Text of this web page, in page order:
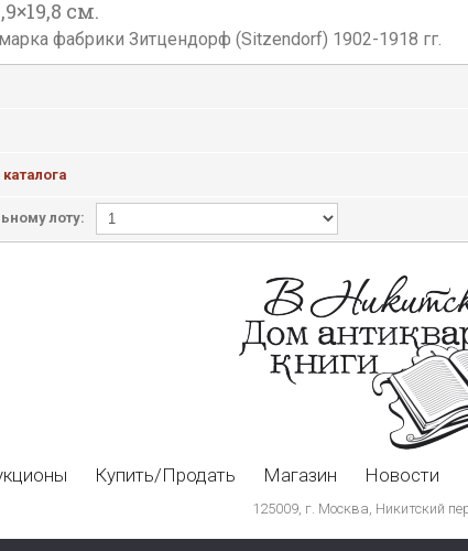
см.
фабрики Зитцендорф (Sitzendorf) 1902-1918 гг.
лоту:
Купить/Продать Магазин Новости
125009, г. Москва, Никитский